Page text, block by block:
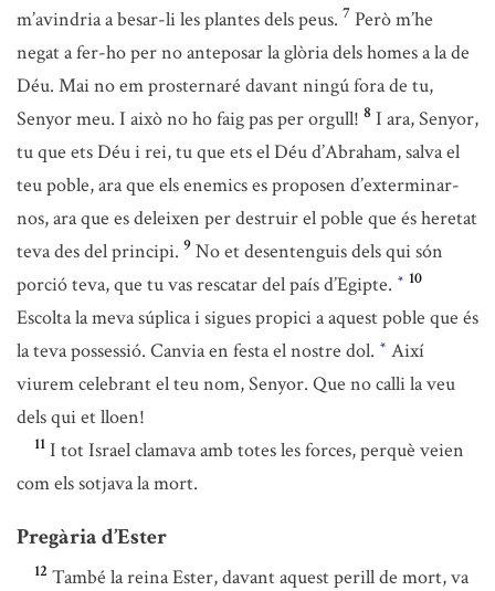
m’avindria a besar-li les plantes dels peus. 7 Però m’he
negat a fer-ho per no anteposar la glòria dels homes a la de
Déu. Mai no em prosternaré davant ningú fora de tu,
Senyor meu. I això no ho faig pas per orgull! 8 I ara, Senyor,
tu que ets Déu i rei, tu que ets el Déu d’Abraham, salva el
teu poble, ara que els enemics es proposen d’exterminar-
nos, ara que es deleixen per destruir el poble que és heretat
teva des del principi. 9 No et desentenguis dels qui són
porció teva, que tu vas rescatar del país d’Egipte. * 10
Escolta la meva súplica i sigues propici a aquest poble que és
la teva possessió. Canvia en festa el nostre dol. * Així
viurem celebrant el teu nom, Senyor. Que no calli la veu
dels qui et lloen!
11 I tot Israel clamava amb totes les forces, perquè veien
com els sotjava la mort.
Pregària d’Ester
12 També la reina Ester, davant aquest perill de mort, va